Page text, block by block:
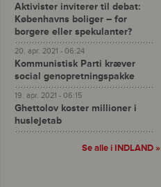
Aktivister inviterer til debat:
Københavns boliger – for
borgere eller spekulanter?
20. apr. 2021 - 06:24
Kommunistisk Parti kræver
social genopretningspakke
19. apr. 2021 - 06:15
Ghettolov koster millioner i
huslejetab
Se alle i INDLAND »